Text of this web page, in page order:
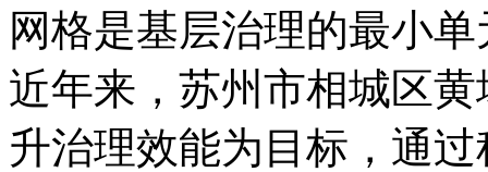
网格是基层治理的最小
近年来，苏州市相城区
升治理效能为目标，通